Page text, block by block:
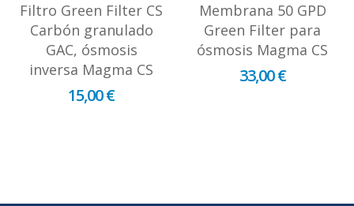
Filtro Green Filter CS
Carbón granulado
GAC, ósmosis
inversa Magma CS
15,00 €
Membrana 50 GPD
Green Filter para
ósmosis Magma CS
33,00 €